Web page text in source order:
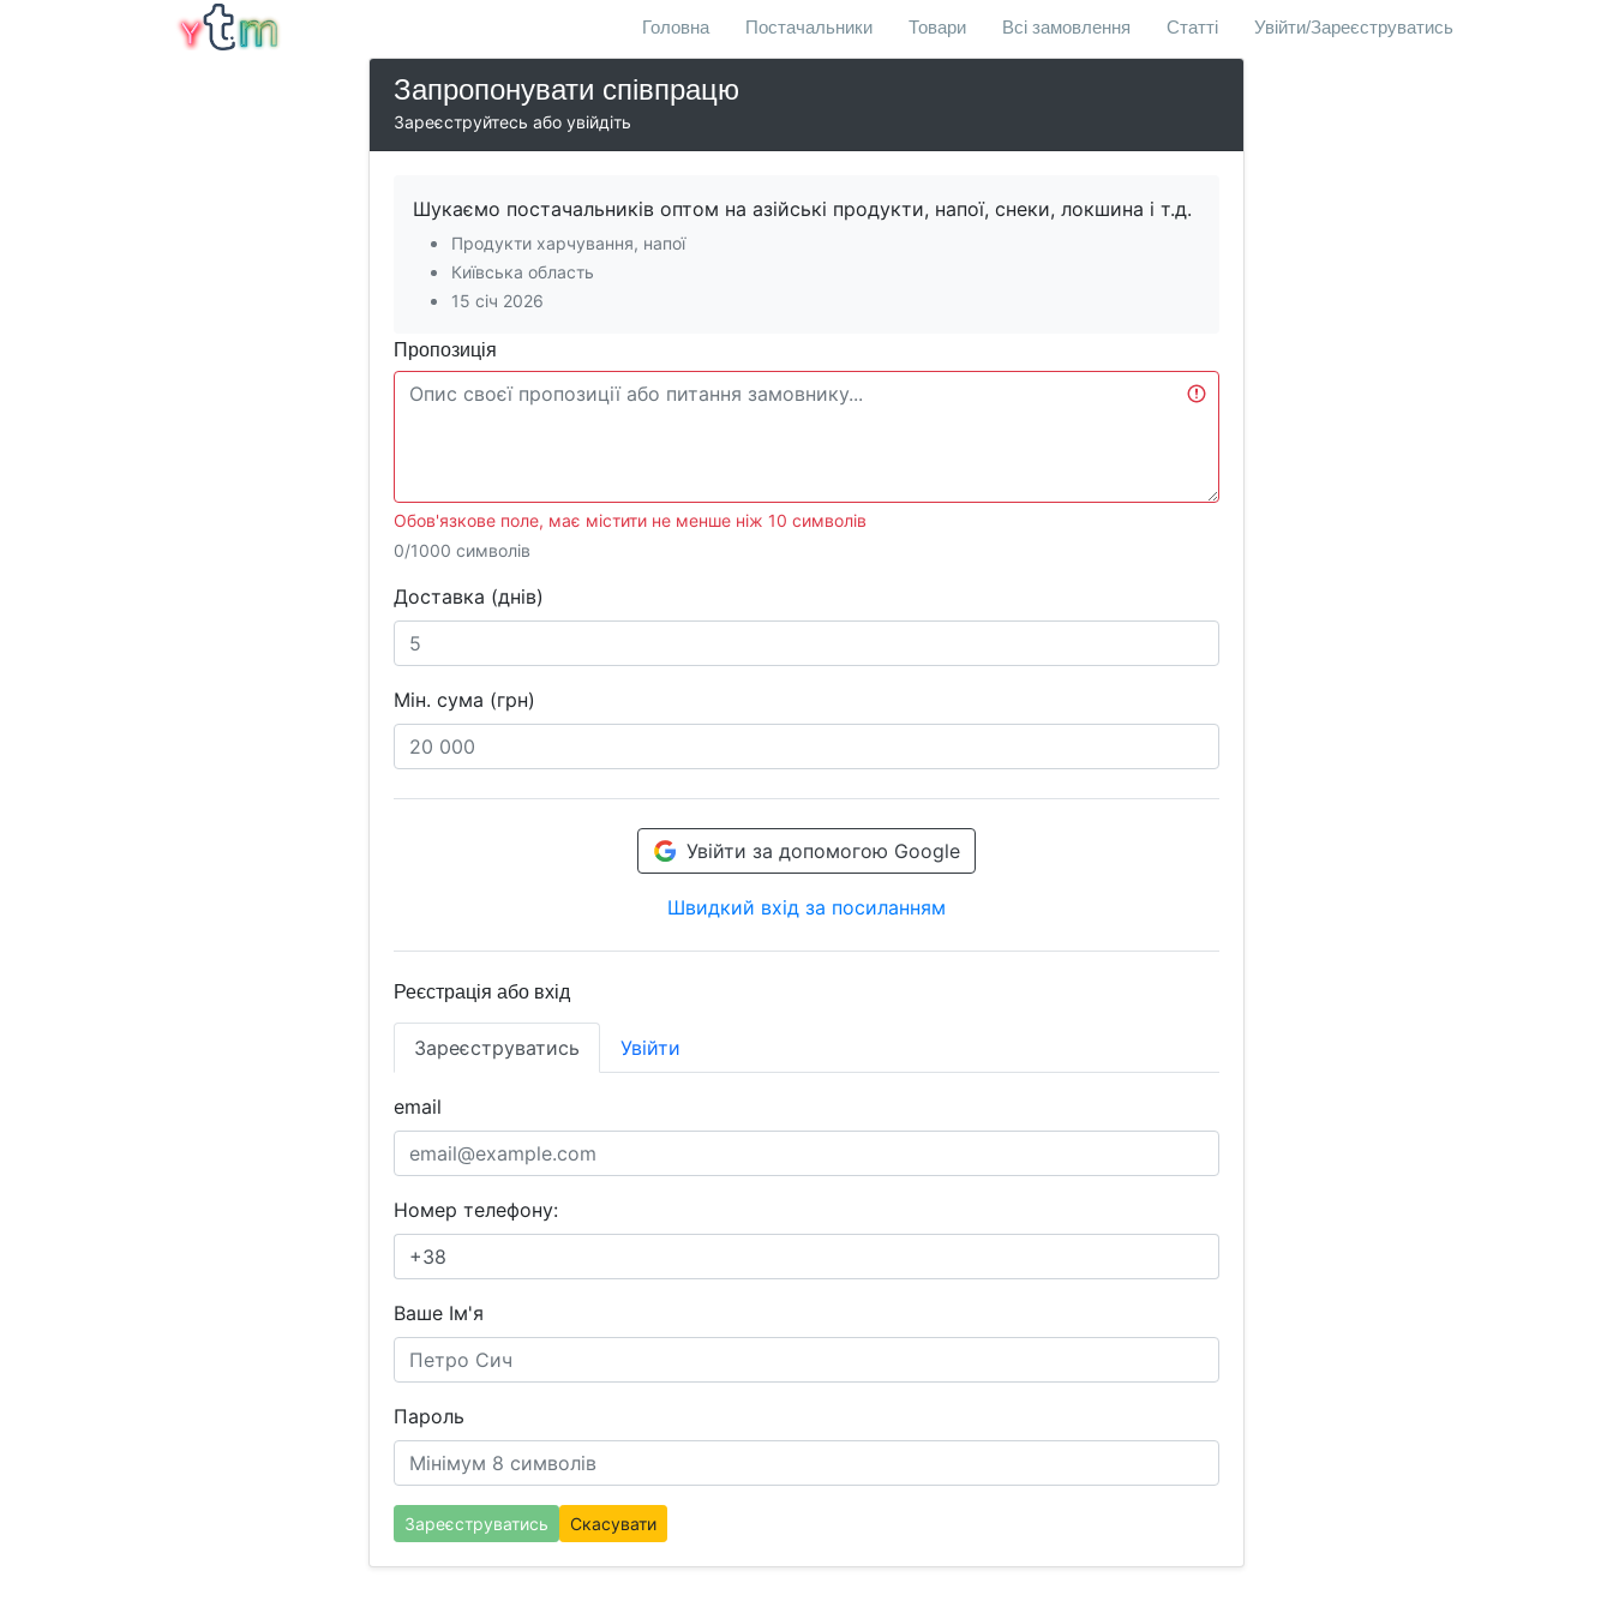
Головна Постачальники Товари Всі замовлення Статті Увійти/Зареєструватись
Запропонувати співпрацю
Зареєструйтесь або увійдіть
Шукаємо постачальників оптом на азійські продукти, напої, снеки, локшина і т.д.
Продукти харчування, напої
Київська область
15 січ 2026
Пропозиція
Обов'язкове поле, має містити не менше ніж 10 символів
0/1000 символів
Доставка (днів)
Мін. сума (грн)
Увійти за допомогою Google
Швидкий вхід за посиланням
Реєстрація або вхід
Зареєструватись Увійти
email
Номер телефону:
Ваше Ім'я
Пароль
Зареєструватись Скасувати